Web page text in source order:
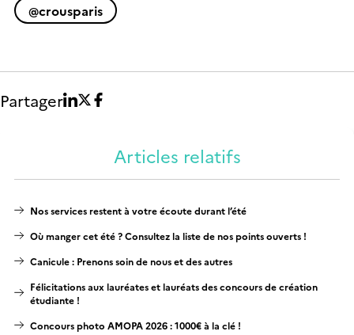
@crousparis
Partager
Articles relatifs
Nos services restent à votre écoute durant l’été
Où manger cet été ? Consultez la liste de nos points ouverts !
Canicule : Prenons soin de nous et des autres
Félicitations aux lauréates et lauréats des concours de création
étudiante !
Concours photo AMOPA 2026 : 1000€ à la clé !